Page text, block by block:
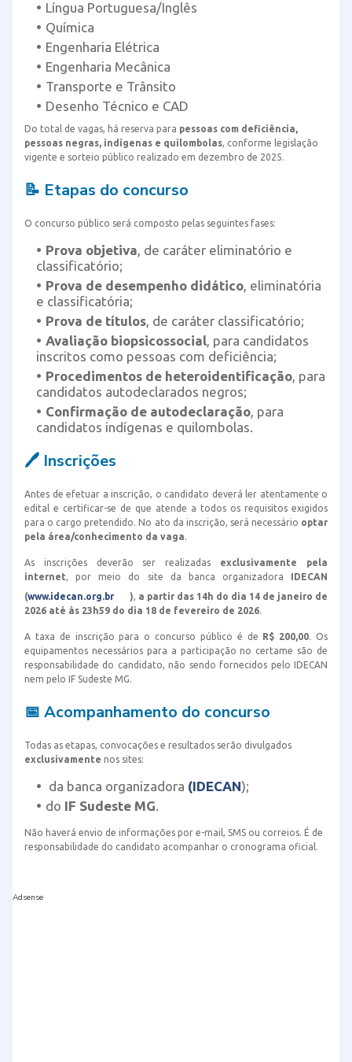
Língua Portuguesa/Inglês
Química
Engenharia Elétrica
Engenharia Mecânica
Transporte e Trânsito
Desenho Técnico e CAD
Do total de vagas, há reserva para pessoas com deficiência,
pessoas negras, indígenas e quilombolas , conforme legislação
vigente e sorteio público realizado em dezembro de 2025.
📝 Etapas do concurso
O concurso público será composto pelas seguintes fases:
Prova objetiva , de caráter eliminatório e
classificatório;
Prova de desempenho didático , eliminatória
e classificatória;
Prova de títulos , de caráter classificatório;
Avaliação biopsicossocial , para candidatos
inscritos como pessoas com deficiência;
Procedimentos de heteroidentificação , para
candidatos autodeclarados negros;
Confirmação de autodeclaração , para
candidatos indígenas e quilombolas.
🖊️ Inscrições
Antes de efetuar a inscrição, o candidato deverá ler atentamente o
edital e certificar-se de que atende a todos os requisitos exigidos
para o cargo pretendido. No ato da inscrição, será necessário optar
pela área/conhecimento da vaga
As inscrições deverão ser realizadas exclusivamente pela
internet , por meio do site da banca organizadora IDECAN
(www.idecan.org.br )
a partir das 14h do dia 14 de janeiro de
2026 até às 23h59 do dia 18 de fevereiro de 2026
A taxa de inscrição para o concurso público é de R$ 200,00 . Os
equipamentos necessários para a participação no certame são de
responsabilidade do candidato, não sendo fornecidos pelo IDECAN
nem pelo IF Sudeste MG.
📅 Acompanhamento do concurso
Todas as etapas, convocações e resultados serão divulgados
exclusivamente nos sites:
da banca organizadora (IDECAN);
do IF Sudeste MG
Não haverá envio de informações por e-mail, SMS ou correios. É de
responsabilidade do candidato acompanhar o cronograma oficial.
Adsense